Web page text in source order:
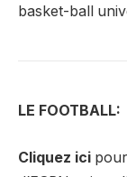
basket-ball
LE FOOTBALL:
Cliquez ici